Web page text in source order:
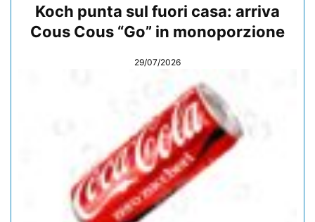
Koch punta sul fuori casa: arriva
Cous Cous “Go” in monoporzione
29/07/2026